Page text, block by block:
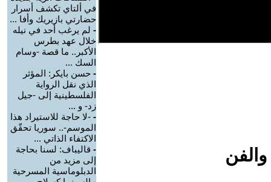
في ألتاي تكشف أسرار
حضارتي بازيريك وأفا ...
- لم يرغب أحد في نيله
خلال عهد بطرس
الأكبر.. ما قصة -وسام
السك ...
- حسن بايكر: المؤثر
الذي نقل الرواية
الفلسطينية إلى -جيل
زد- و ...
- -لا حاجة للاستيراد هذا
الموسم-.. سوريا تحقّق
الاكتفاء الذاتي ...
- قاليباف: لسنا بحاجة
إلى مزيد من
الدبلوماسية المسرحية